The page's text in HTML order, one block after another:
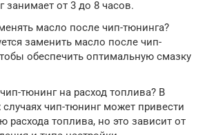
занимает от 3 до 8 часов.
масло после чип-тюнинга?
заменить масло после чип-
обеспечить оптимальную смазку
тюнинг на расход топлива? В
случаях чип-тюнинг может привести
расхода топлива, но это зависит от